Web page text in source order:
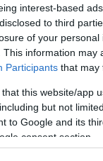
interest-based
to third
of your personal
This information may
Participants that may
that this website/app
but not
to Google and its
consent section.
ahol a
további
miközben a
meghatározó
a leromlása